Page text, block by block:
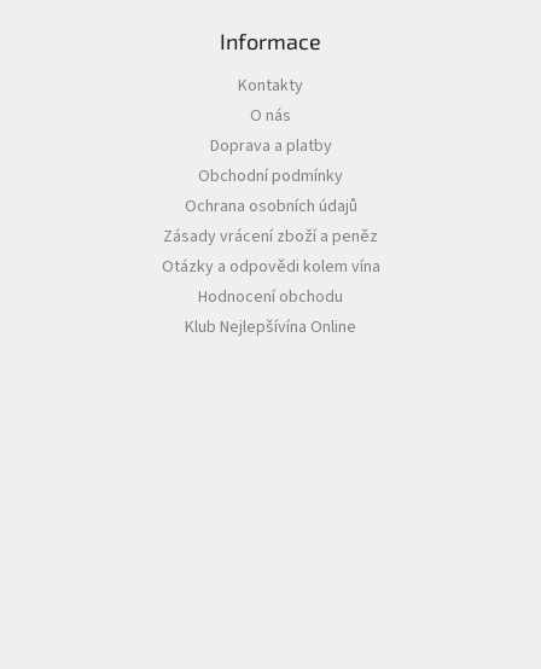
s
Informace
Kontakty
O nás
Doprava a platby
Obchodní podmínky
Ochrana osobních údajů
Zásady vrácení zboží a peněz
Otázky a odpovědi kolem vína
Hodnocení obchodu
Klub Nejlepšívína Online